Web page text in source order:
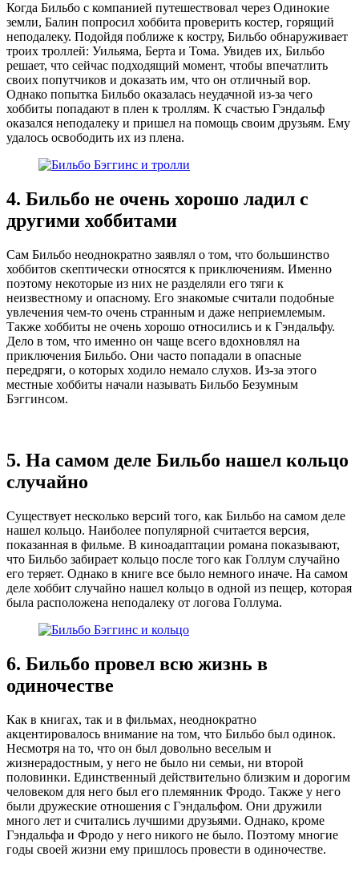
Когда Бильбо с компанией путешествовал через Одинокие
земли, Балин попросил хоббита проверить костер, горящий
неподалеку. Подойдя поближе к костру, Бильбо обнаруживает
троих троллей: Уильяма, Берта и Тома. Увидев их, Бильбо
решает, что сейчас подходящий момент, чтобы впечатлить
своих попутчиков и доказать им, что он отличный вор.
Однако попытка Бильбо оказалась неудачной из-за чего
хоббиты попадают в плен к троллям. К счастью Гэндальф
оказался неподалеку и пришел на помощь своим друзьям. Ему
удалось освободить их из плена.
4. Бильбо не очень хорошо ладил с
другими хоббитами
Сам Бильбо неоднократно заявлял о том, что большинство
хоббитов скептически относятся к приключениям. Именно
поэтому некоторые из них не разделяли его тяги к
неизвестному и опасному. Его знакомые считали подобные
увлечения чем-то очень странным и даже неприемлемым.
Также хоббиты не очень хорошо относились и к Гэндальфу.
Дело в том, что именно он чаще всего вдохновлял на
приключения Бильбо. Они часто попадали в опасные
передряги, о которых ходило немало слухов. Из-за этого
местные хоббиты начали называть Бильбо Безумным
Бэггинсом.
5. На самом деле Бильбо нашел кольцо
случайно
Существует несколько версий того, как Бильбо на самом деле
нашел кольцо. Наиболее популярной считается версия,
показанная в фильме. В киноадаптации романа показывают,
что Бильбо забирает кольцо после того как Голлум случайно
его теряет. Однако в книге все было немного иначе. На самом
деле хоббит случайно нашел кольцо в одной из пещер, которая
была расположена неподалеку от логова Голлума.
6. Бильбо провел всю жизнь в
одиночестве
Как в книгах, так и в фильмах, неоднократно
акцентировалось внимание на том, что Бильбо был одинок.
Несмотря на то, что он был довольно веселым и
жизнерадостным, у него не было ни семьи, ни второй
половинки. Единственный действительно близким и дорогим
человеком для него был его племянник Фродо. Также у него
были дружеские отношения с Гэндальфом. Они дружили
много лет и считались лучшими друзьями. Однако, кроме
Гэндальфа и Фродо у него никого не было. Поэтому многие
годы своей жизни ему пришлось провести в одиночестве.